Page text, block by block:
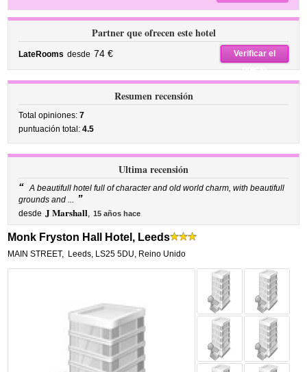
Partner que ofrecen este hotel
LateRooms desde 74 €
Verificar el
precio
Resumen recensión
Total opiniones:7
puntuación total:4.5
Ultima recensión
“ A beautifull hotel full of character and old world charm, with beautifull
grounds and ... ”
desde J Marshall, 15 años hace
Monk Fryston Hall Hotel, Leeds
MAIN STREET, Leeds, LS25 5DU, Reino Unido